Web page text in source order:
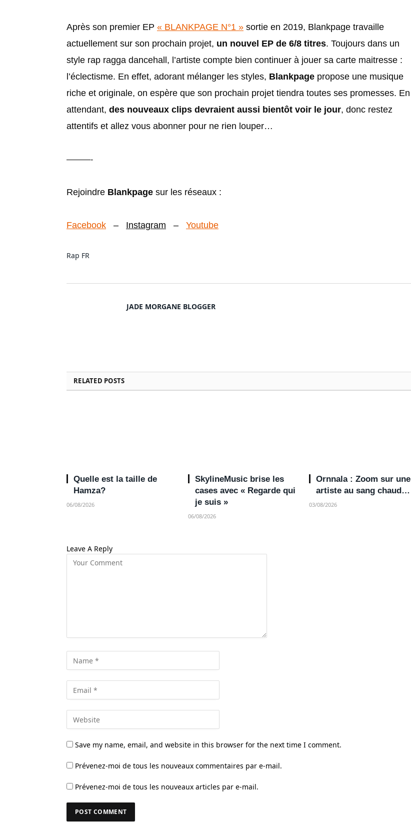
Après son premier EP « BLANKPAGE N°1 » sortie en 2019, Blankpage travaille
actuellement sur son prochain projet, un nouvel EP de 6/8 titres. Toujours dans un
style rap ragga dancehall, l’artiste compte bien continuer à jouer sa carte maitresse :
l’éclectisme. En effet, adorant mélanger les styles, Blankpage propose une musique
riche et originale, on espère que son prochain projet tiendra toutes ses promesses. En
attendant, des nouveaux clips devraient aussi bientôt voir le jour, donc restez
attentifs et allez vous abonner pour ne rien louper…
———-
Rejoindre Blankpage sur les réseaux :
Facebook – Instagram – Youtube
Rap FR
JADE MORGANE BLOGGER
RELATED POSTS
Quelle est la taille de
Hamza?
06/08/2026
SkylineMusic brise les
cases avec « Regarde qui
je suis »
06/08/2026
Ornnala : Zoom sur une
artiste au sang chaud…
03/08/2026
Leave A Reply
Save my name, email, and website in this browser for the next time I comment.
Prévenez-moi de tous les nouveaux commentaires par e-mail.
Prévenez-moi de tous les nouveaux articles par e-mail.